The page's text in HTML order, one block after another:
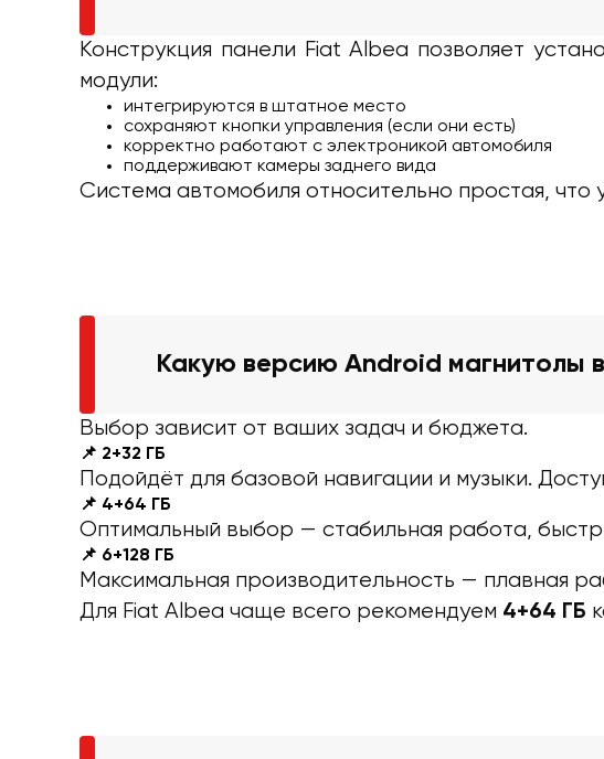
Конструкция панели Fiat Albea позволяет
модули:
интегрируются в штатное место
сохраняют кнопки управления (если они есть)
корректно работают с электроникой автомобиля
поддерживают камеры заднего вида
Система автомобиля относительно простая,
Какую версию Android магнитолы
Выбор зависит от ваших задач и бюджета.
📌 2+32 ГБ
Подойдёт для базовой навигации и музыки.
📌 4+64 ГБ
Оптимальный выбор — стабильная работа,
📌 6+128 ГБ
Максимальная производительность — плавная
Для Fiat Albea чаще всего рекомендуем 4+64 ГБ